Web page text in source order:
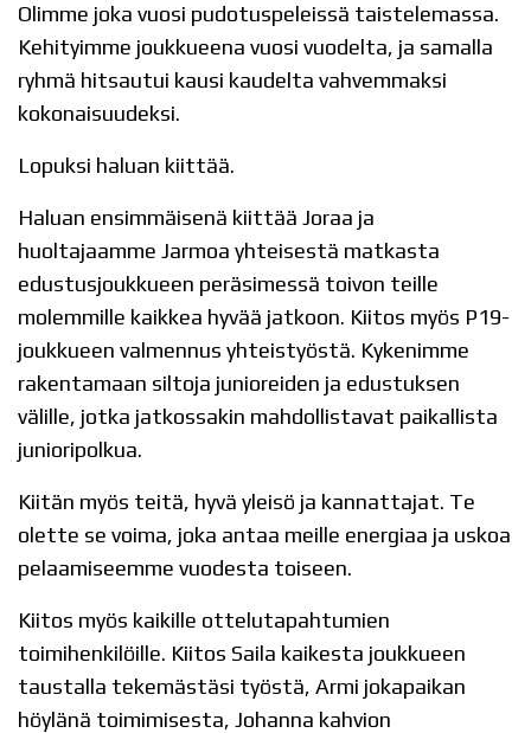
Olimme joka vuosi pudotuspeleissä taistelemassa.
Kehityimme joukkueena vuosi vuodelta, ja samalla
ryhmä hitsautui kausi kaudelta vahvemmaksi
kokonaisuudeksi.
Lopuksi haluan kiittää.
Haluan ensimmäisenä kiittää Joraa ja
huoltajaamme Jarmoa yhteisestä matkasta
edustusjoukkueen peräsimessä toivon teille
molemmille kaikkea hyvää jatkoon. Kiitos myös P19-
joukkueen valmennus yhteistyöstä. Kykenimme
rakentamaan siltoja junioreiden ja edustuksen
välille, jotka jatkossakin mahdollistavat paikallista
junioripolkua.
Kiitän myös teitä, hyvä yleisö ja kannattajat. Te
olette se voima, joka antaa meille energiaa ja uskoa
pelaamiseemme vuodesta toiseen.
Kiitos myös kaikille ottelutapahtumien
toimihenkilöille. Kiitos Saila kaikesta joukkueen
taustalla tekemästäsi työstä, Armi jokapaikan
höylänä toimimisesta, Johanna kahvion